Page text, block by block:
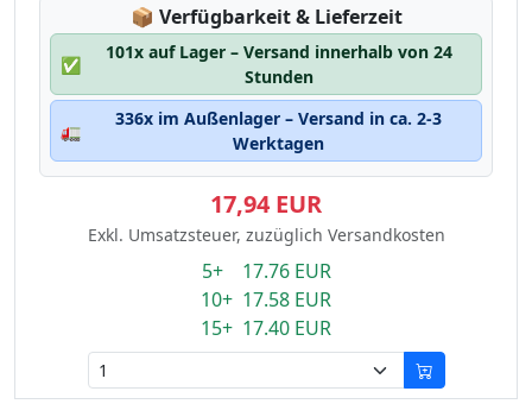
📦 Lagerstatus:
Verfügbarkeit & Lieferzeit
✅
101x auf Lager – Versand innerhalb von 24
Stunden
🚛
336x im Außenlager – Versand in ca. 2-3
Werktagen
17,94 EUR
Exkl. Umsatzsteuer, zuzüglich Versandkosten
5+ 17.76 EUR
10+ 17.58 EUR
15+ 17.40 EUR